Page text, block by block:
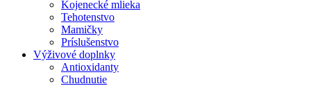
Kojenecké mlieka
Tehotenstvo
Mamičky
Príslušenstvo
Výživové doplnky
Antioxidanty
Chudnutie